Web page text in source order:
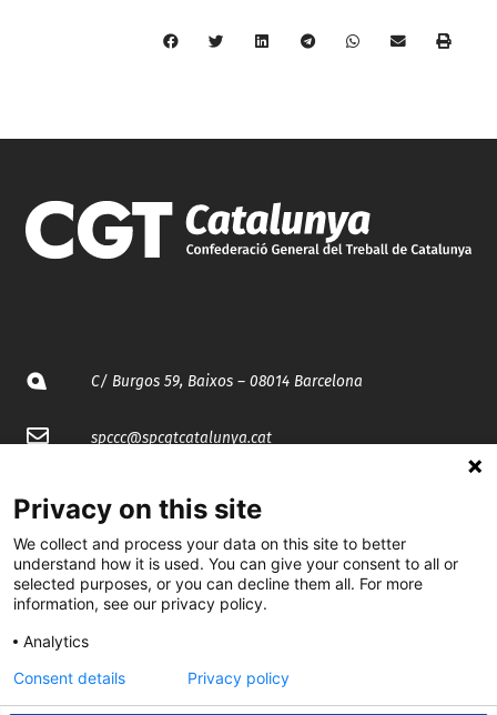
C/ Burgos 59, Baixos – 08014 Barcelona
spccc@spcgtcatalunya.cat
@CGTCatalunya
cgtcatalunya
CGTCatalunya
cgtcatalunya
Privacy on this site
We collect and process your data on this site to better
understand how it is used. You can give your consent to all or
selected purposes, or you can decline them all. For more
information, see our privacy policy.
Analytics
Consent details
Privacy policy